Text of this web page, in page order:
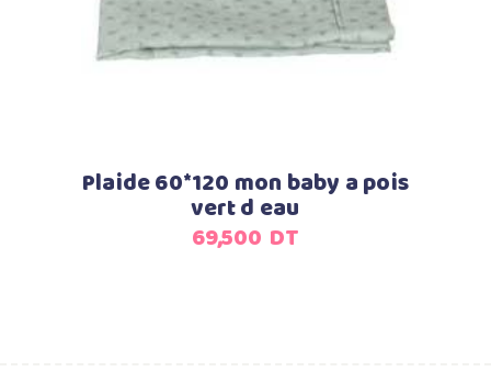
Plaide 60*120 mon baby a pois
vert d eau
69,500 DT